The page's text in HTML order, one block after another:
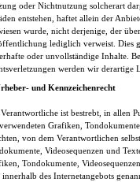
oder Nichtnutzung solcherart
entstehen, haftet allein der
wurde, nicht derjenige, der
lediglich verweist. Dies
oder unvollständige Inhalte.
werden wir derartige
und Kennzeichenrecht
ist bestrebt, in allen
Grafiken,
von dem Verantwortlichen
Videosequenzen und
Tondokumente,
innerhalb des Internetangebots